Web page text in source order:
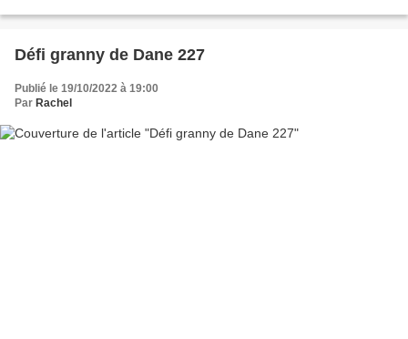
Défi granny de Dane 227
Publié le 19/10/2022 à 19:00
Par Rachel